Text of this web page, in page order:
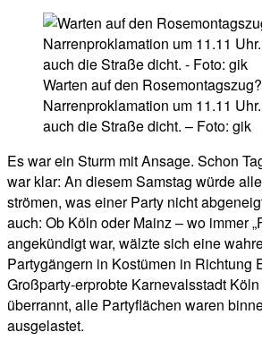
Warten auf den
Narrenproklamation um 11.11
auch die Straße dicht. – Foto: gik
Es war ein Sturm mit Ansage. Schon
war klar: An diesem Samstag würde
strömen, was einer Party nicht
auch: Ob Köln oder Mainz – wo immer
angekündigt war, wälzte sich eine
Partygängern in Kostümen in Richtung
Großparty-erprobte Karnevalsstadt
überrannt, alle Partyflächen waren
ausgelastet.